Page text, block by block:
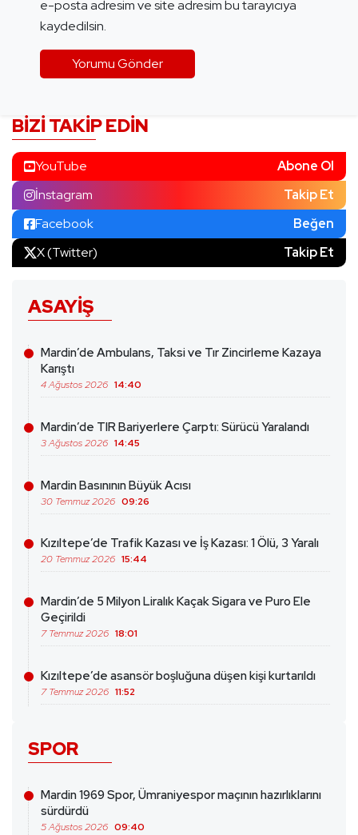
e-posta adresim ve site adresim bu tarayıcıya
kaydedilsin.
BIZI TAKIP EDIN
YouTube
Abone Ol
İnstagram
Takip Et
Facebook
Beğen
X (Twitter)
Takip Et
ASAYIŞ
Mardin’de Ambulans, Taksi ve Tır Zincirleme Kazaya
Karıştı
4 Ağustos 2026 14:40
Mardin’de TIR Bariyerlere Çarptı: Sürücü Yaralandı
3 Ağustos 2026 14:45
Mardin Basınının Büyük Acısı
30 Temmuz 2026 09:26
Kızıltepe’de Trafik Kazası ve İş Kazası: 1 Ölü, 3 Yaralı
20 Temmuz 2026 15:44
Mardin’de 5 Milyon Liralık Kaçak Sigara ve Puro Ele
Geçirildi
7 Temmuz 2026 18:01
Kızıltepe’de asansör boşluğuna düşen kişi kurtarıldı
7 Temmuz 2026 11:52
SPOR
Mardin 1969 Spor, Ümraniyespor maçının hazırlıklarını
sürdürdü
5 Ağustos 2026 09:40